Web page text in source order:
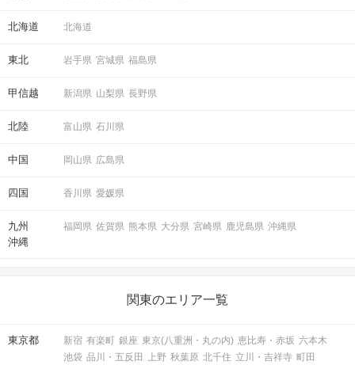
STEP5 マッチング投票
北海道 北海道
東北 岩手県 宮城県 福島県
甲信越 新潟県 山梨県 長野県
北陸 富山県 石川県
中国 岡山県 広島県
四国 香川県 愛媛県
九州
沖縄
福岡県 佐賀県 熊本県 大分県 宮崎県 鹿児島県 沖縄県
関東のエリア一覧
東京都 新宿 有楽町 銀座 東京(八重洲・丸の内) 恵比寿・赤坂 六本木
池袋 品川・五反田 上野 秋葉原 北千住 立川・吉祥寺 町田